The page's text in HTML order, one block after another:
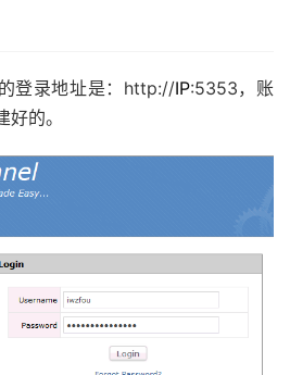
登录地址是：http://IP:5353，账
的。